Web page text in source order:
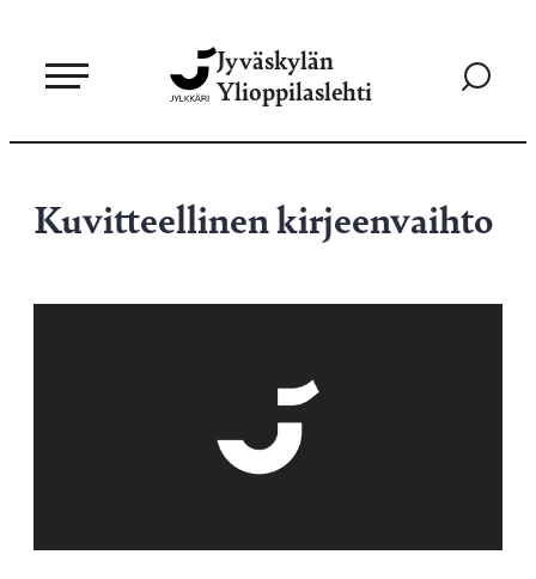
sisältöön
Jyväskylän
Ylioppilaslehti
Siirry
Kuvitteellinen kirjeenvaihto